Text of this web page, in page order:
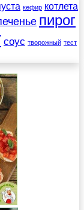
кефир котлета
пирог
соус творожный тест